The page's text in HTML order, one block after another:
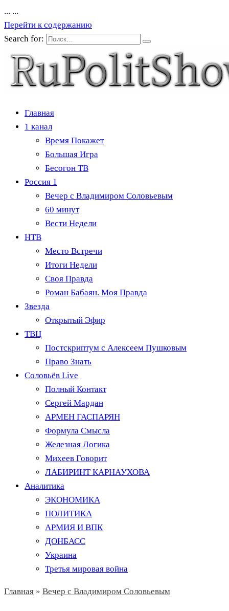
... ...
Перейти к содержанию
Search for:
Главная
1 канал
Время Покажет
Большая Игра
Бесогон ТВ
Россия 1
Вечер с Владимиром Соловьевым
60 минут
Вести Недели
НТВ
Место Встречи
Итоги Недели
Своя Правда
Роман Бабаян. Моя Правда
Звезда
Открытый Эфир
ТВЦ
Постскриптум с Алексеем Пушковым
Право Знать
Соловьёв Live
Полный Контакт
Сергей Мардан
АРМЕН ГАСПАРЯН
Формула Смысла
Железная Логика
Михеев Говорит
ЛАБИРИНТ КАРНАУХОВА
Аналитика
ЭКОНОМИКА
ПОЛИТИКА
АРМИЯ И ВПК
ДОНБАСС
Украина
Третья мировая война
Главная » Вечер с Владимиром Соловьевым